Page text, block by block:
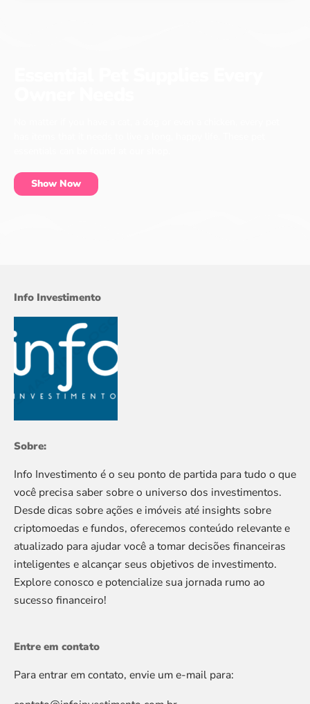
Show Now
Info Investimento
Sobre:
Info Investimento é o seu ponto de partida para tudo o que
você precisa saber sobre o universo dos investimentos.
Desde dicas sobre ações e imóveis até insights sobre
criptomoedas e fundos, oferecemos conteúdo relevante e
atualizado para ajudar você a tomar decisões financeiras
inteligentes e alcançar seus objetivos de investimento.
Explore conosco e potencialize sua jornada rumo ao
sucesso financeiro!
Entre em contato
Para entrar em contato, envie um e-mail para: